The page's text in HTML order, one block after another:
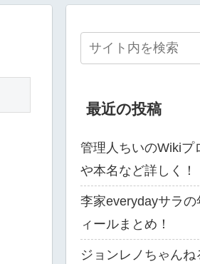
最近の投稿
管理人ちいのWikiプ
や本名など詳しく！
李家everydayサラ
ィールまとめ！
ジョンレノちゃん